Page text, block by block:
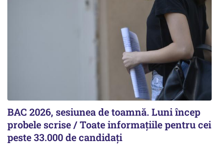
BAC 2026, sesiunea de toamnă. Luni încep
probele scrise / Toate informațiile pentru cei
peste 33.000 de candidați